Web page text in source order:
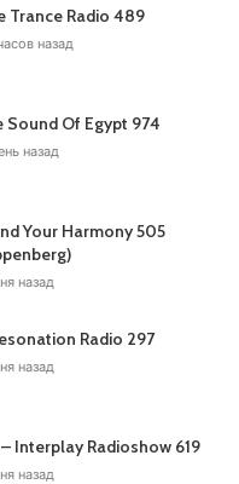
(2votes)
Trance Radio 489
назад
Sound Of Egypt 974
назад
Your Harmony 505
назад
Radio 297
назад
Interplay Radioshow 619
назад